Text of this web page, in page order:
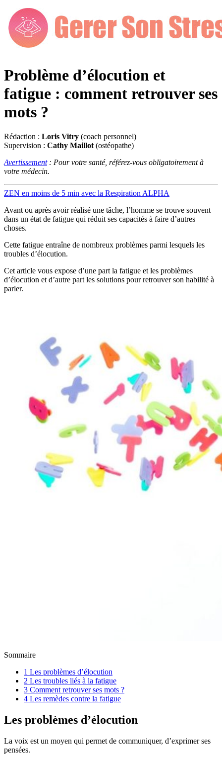
Problème d’élocution et
fatigue : comment retrouver ses
mots ?
Rédaction : Loris Vitry (coach personnel)
Supervision : Cathy Maillot (ostéopathe)
Avertissement: Pour votre santé, référez-vous obligatoirement à
votre médecin.
ZEN en moins de 5 min avec la Respiration ALPHA
Avant ou après avoir réalisé une tâche, l’homme se trouve souvent
dans un état de fatigue qui réduit ses capacités à faire d’autres
choses.
Cette fatigue entraîne de nombreux problèmes parmi lesquels les
troubles d’élocution.
Cet article vous expose d’une part la fatigue et les problèmes
d’élocution et d’autre part les solutions pour retrouver son habilité à
parler.
Sommaire
1 Les problèmes d’élocution
2 Les troubles liés à la fatigue
3 Comment retrouver ses mots ?
4 Les remèdes contre la fatigue
Les problèmes d’élocution
La voix est un moyen qui permet de communiquer, d’exprimer ses
pensées.